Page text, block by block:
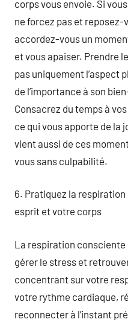
corps vous envoie. Si
ne forcez pas et reposez-
accordez-vous un
et vous apaiser. Prendre
pas uniquement l’aspect
de l’importance à son
Consacrez du temps à
ce qui vous apporte de la
vient aussi de ces
vous sans culpabilité.
6. Pratiquez la
esprit et votre corps
La respiration
gérer le stress et
concentrant sur votre
votre rythme cardiaque,
reconnecter à l’instant